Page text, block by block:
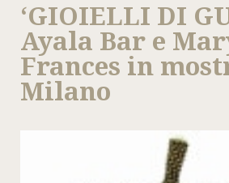
‘GIOIELLI DI
Ayala Bar e
Frances in
Milano